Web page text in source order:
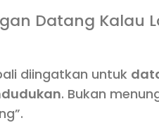
Datang Kalau
diingatkan untuk
. Bukan